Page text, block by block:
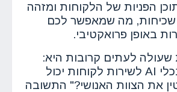
הפניות של הלקוחות ומזהה
שכיחות, מה שמאפשר לכם
באופן פרואקטיבי.
שעולה לעתים קרובות היא:
"האם שימוש בכלי AI לשירות לקוחות יכול
את הצוות האנושי?" התשובה